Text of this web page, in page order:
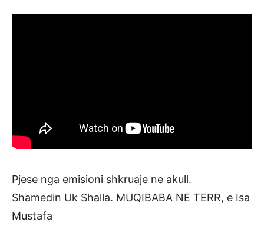
Pjese nga emisioni shkruaje ne akull.
Shamedin Uk Shalla. MUQIBABA NE TERR, e Isa
Mustafa